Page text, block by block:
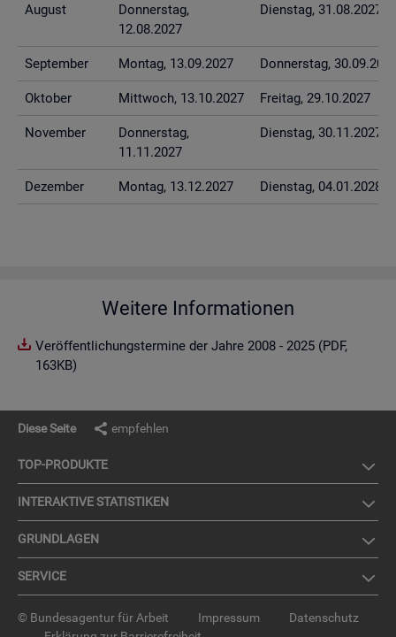
Au­gust
Don­ners­tag,
12.08.2027
Diens­tag, 31.08.2027
Sep­tem­ber Mon­tag, 13.09.2027 Don­ners­tag,
Ok­to­ber Mitt­woch, 13.10.2027 Frei­tag, 29.10.2027
No­vem­ber
Don­ners­tag,
11.11.2027
Diens­tag, 30.11.2027
De­zem­ber Mon­tag, 13.12.2027 Diens­tag, 04.01.2028
Weitere Informationen
Veröffentlichungstermine der Jahre 2008 - 2025 (PDF,
163KB)
Diese Seite empfehlen
TOP-PRO­DUK­TE
IN­TER­AK­TI­VE STA­TIS­TI­KEN
GRUND­LA­GEN
SER­VICE
© Bundesagentur für Arbeit Impressum
Datenschutz